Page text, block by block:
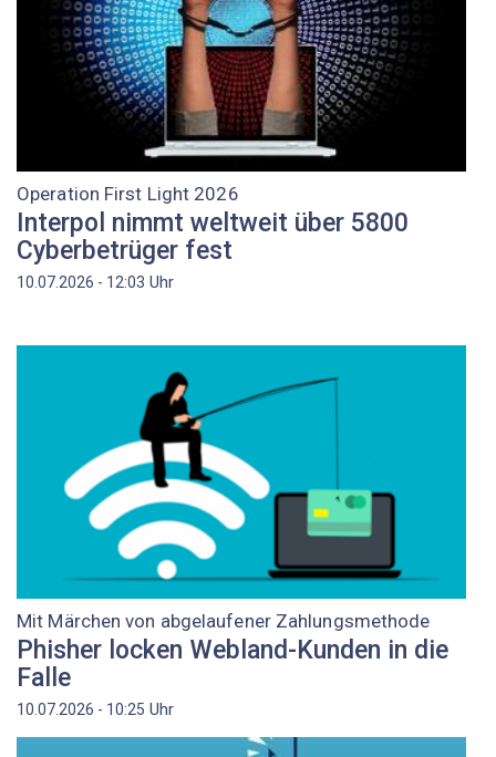
Operation First Light 2026
Interpol nimmt weltweit über 5800
Cyberbetrüger fest
10.07.2026 - 12:03 Uhr
Mit Märchen von abgelaufener Zahlungsmethode
Phisher locken Webland-Kunden in die
Falle
10.07.2026 - 10:25 Uhr